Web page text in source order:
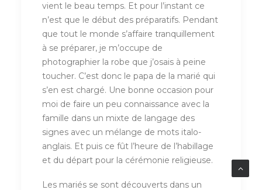
vient le beau temps. Et pour l’instant ce
n’est que le début des préparatifs. Pendant
que tout le monde s’affaire tranquillement
à se préparer, je m’occupe de
photographier la robe que j’osais à peine
toucher. C’est donc le papa de la marié qui
s’en est chargé. Une bonne occasion pour
moi de faire un peu connaissance avec la
famille dans un mixte de langage des
signes avec un mélange de mots italo-
anglais. Et puis ce fût l’heure de l’habillage
et du départ pour la cérémonie religieuse.
Les mariés se sont découverts dans un